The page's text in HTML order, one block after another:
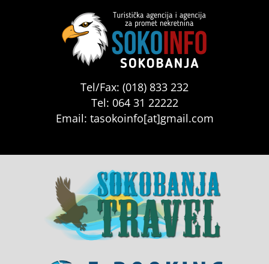
Tel/Fax: (018) 833 232
Tel: 064 31 22222
Email: tasokoinfo[at]gmail.com